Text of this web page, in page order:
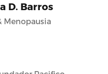
D. Barros
Menopausia